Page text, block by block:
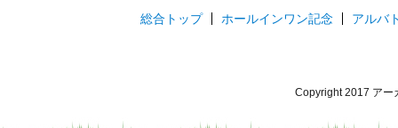
総合トップ ホールインワン記念 アルバ
Copyright 2017 アー